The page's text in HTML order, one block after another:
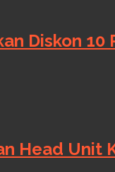
Diskon 10
Head Unit